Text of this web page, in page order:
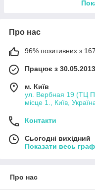
Про нас
96% позитивних з 167
Працює з 30.05.2013
м. Київ
ул. Вербная 19 (ТЦ
місце 1., Київ,
Контакти
Сьогодні вихідний
Показати весь
Про нас